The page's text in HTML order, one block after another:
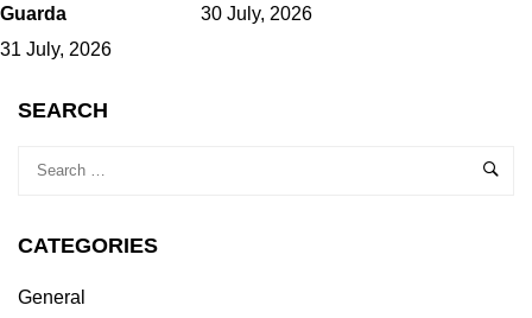
Guarda
31 July, 2026
30 July, 2026
SEARCH
CATEGORIES
General